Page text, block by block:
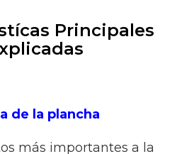
Principales
de la plancha
más importantes a la